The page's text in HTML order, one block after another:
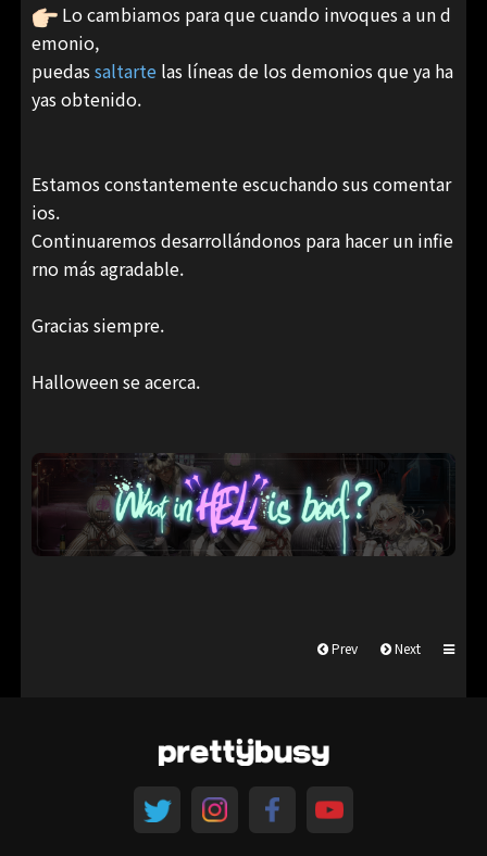
Lo cambiamos para que cuando invoques a un d
emonio,
puedas saltarte las líneas de los demonios que ya ha
yas obtenido.
Estamos constantemente escuchando sus comentar
ios.
Continuaremos desarrollándonos para hacer un infie
rno más agradable.
Gracias siempre.
Halloween se acerca.
Prev Next